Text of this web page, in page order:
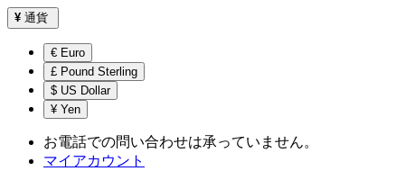
¥ 通貨
€ Euro
£ Pound Sterling
$ US Dollar
¥ Yen
お電話での問い合わせは承っていません。
マイアカウント